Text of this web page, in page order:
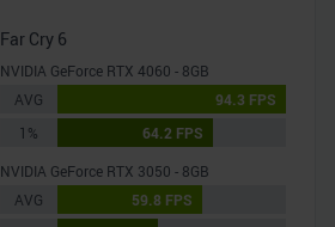
Far Cry 6
NVIDIA GeForce RTX 4060 - 8GB
AVG
94.3 FPS
1%
64.2 FPS
NVIDIA GeForce RTX 3050 - 8GB
AVG
59.8 FPS